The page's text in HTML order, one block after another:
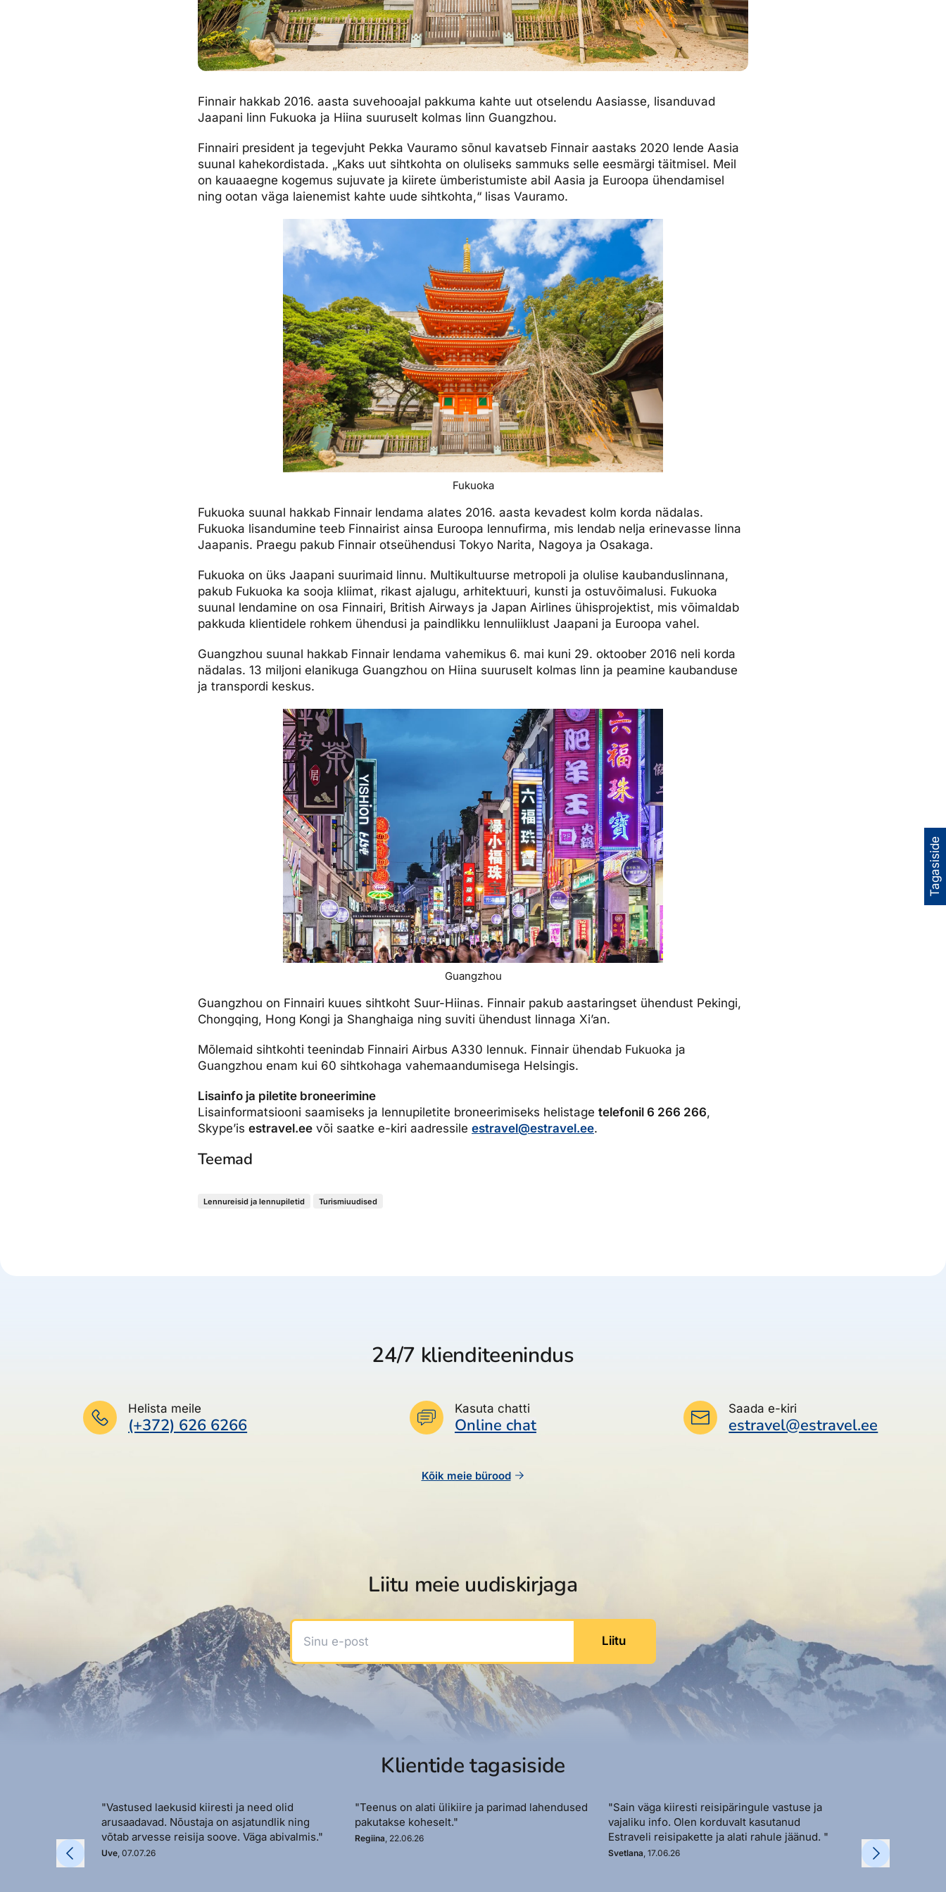
Tagasiside
Finnair hakkab 2016. aasta suvehooajal pakkuma kahte uut otselendu Aasiasse, lisanduvad
Jaapani linn Fukuoka ja Hiina suuruselt kolmas linn Guangzhou.
Finnairi president ja tegevjuht Pekka Vauramo sõnul kavatseb Finnair aastaks 2020 lende Aasia
suunal kahekordistada. „Kaks uut sihtkohta on oluliseks sammuks selle eesmärgi täitmisel. Meil
on kauaaegne kogemus sujuvate ja kiirete ümberistumiste abil Aasia ja Euroopa ühendamisel
ning ootan väga laienemist kahte uude sihtkohta,“ lisas Vauramo.
Fukuoka
Fukuoka suunal hakkab Finnair lendama alates 2016. aasta kevadest kolm korda nädalas.
Fukuoka lisandumine teeb Finnairist ainsa Euroopa lennufirma, mis lendab nelja erinevasse linna
Jaapanis. Praegu pakub Finnair otseühendusi Tokyo Narita, Nagoya ja Osakaga.
Fukuoka on üks Jaapani suurimaid linnu. Multikultuurse metropoli ja olulise kaubanduslinnana,
pakub Fukuoka ka sooja kliimat, rikast ajalugu, arhitektuuri, kunsti ja ostuvõimalusi. Fukuoka
suunal lendamine on osa Finnairi, British Airways ja Japan Airlines ühisprojektist, mis võimaldab
pakkuda klientidele rohkem ühendusi ja paindlikku lennuliiklust Jaapani ja Euroopa vahel.
Guangzhou suunal hakkab Finnair lendama vahemikus 6. mai kuni 29. oktoober 2016 neli korda
nädalas. 13 miljoni elanikuga Guangzhou on Hiina suuruselt kolmas linn ja peamine kaubanduse
ja transpordi keskus.
Guangzhou
Guangzhou on Finnairi kuues sihtkoht Suur-Hiinas. Finnair pakub aastaringset ühendust Pekingi,
Chongqing, Hong Kongi ja Shanghaiga ning suviti ühendust linnaga Xi’an.
Mõlemaid sihtkohti teenindab Finnairi Airbus A330 lennuk. Finnair ühendab Fukuoka ja
Guangzhou enam kui 60 sihtkohaga vahemaandumisega Helsingis.
Lisainfo ja piletite broneerimine
Lisainformatsiooni saamiseks ja lennupiletite broneerimiseks helistage telefonil 6 266 266,
Skype’is estravel.ee või saatke e-kiri aadressile estravel@estravel.ee.
Teemad
Lennureisid ja lennupiletid Turismiuudised
24/7 klienditeenindus
Helista meile
(+372) 626 6266
Kasuta chatti
Online chat
Saada e-kiri
estravel@estravel.ee
Kõik meie bürood
Liitu meie uudiskirjaga
Sinu e-post
Liitu
Klientide tagasiside
"Vastused laekusid kiiresti ja need olid
arusaadavad. Nõustaja on asjatundlik ning
võtab arvesse reisija soove. Väga abivalmis."
Uve , 07.07.26
"Teenus on alati ülikiire ja parimad lahendused
pakutakse koheselt."
Regiina , 22.06.26
"Sain väga kiiresti reisipäringule vastuse ja
vajaliku info. Olen korduvalt kasutanud
Estraveli reisipakette ja alati rahule jäänud. "
Svetlana , 17.06.26
soovi korral. "
Kadi, 11.06.26